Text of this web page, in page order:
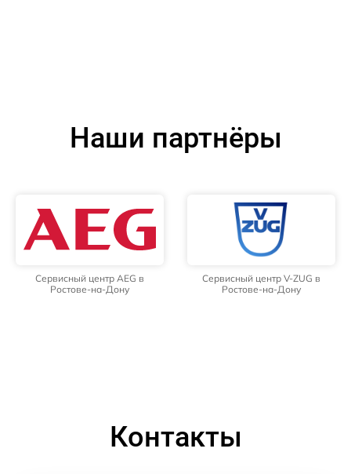
Наши партнёры
Сервисный центр AEG в
Ростове-на-Дону
Сервисный центр V-ZUG в
Ростове-на-Дону
Контакты